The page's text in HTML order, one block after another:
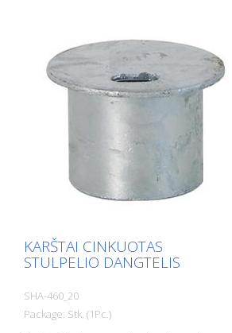
KARŠTAI CINKUOTAS
STULPELIO DANGTELIS
SHA-460_20
Package: Stk. (1Pc.)